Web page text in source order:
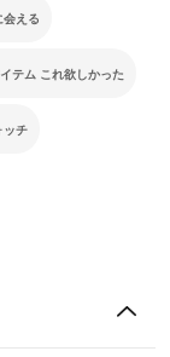
会える
テム これ欲しかった
ッチ